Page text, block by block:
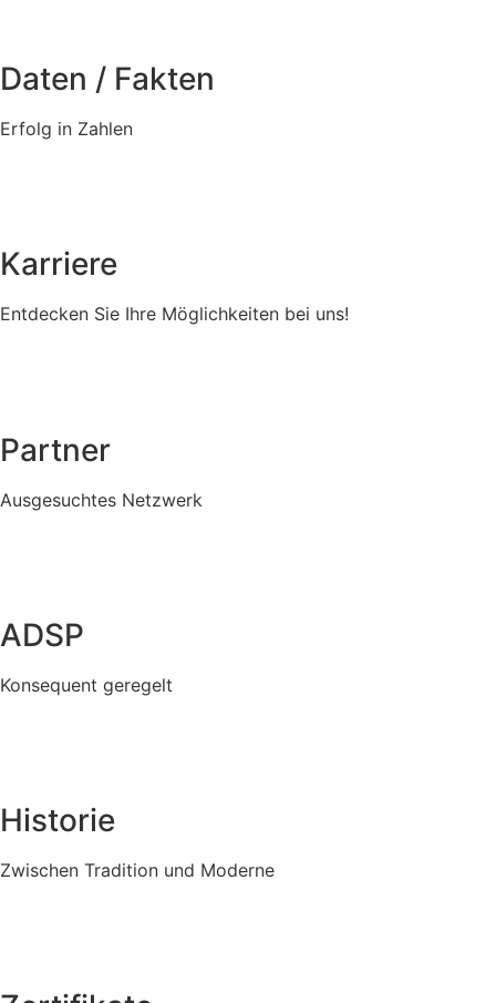
Daten / Fakten
Erfolg in Zahlen
Karriere
Entdecken Sie Ihre Möglichkeiten bei uns!
Partner
Ausgesuchtes Netzwerk
ADSP
Konsequent geregelt
Historie
Zwischen Tradition und Moderne